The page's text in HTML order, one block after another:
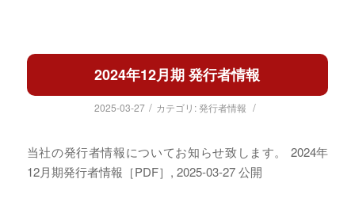
2024年12月期 発行者情報
2025-03-27 / カテゴリ:発行者情報 /
当社の発行者情報についてお知らせ致します。 2024年
12月期発行者情報［PDF］, 2025-03-27 公開